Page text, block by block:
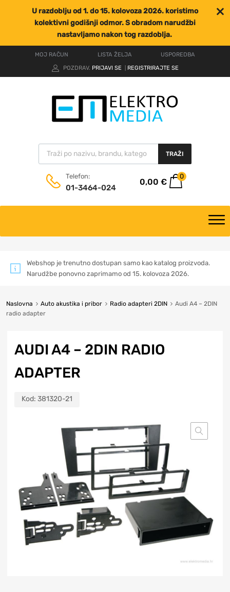
U razdoblju od 1. do 15. kolovoza 2026. koristimo
kolektivni godišnji odmor. S obradom narudžbi
nastavljamo nakon tog razdoblja.
MOJ RAČUN LISTA ŽELJA
USPOREDBA
POZDRAV. PRIJAVI SE REGISTRIRAJTE SE
TRAŽI
Telefon:
01-3464-024
0,00 €
0
Webshop je trenutno dostupan samo kao katalog proizvoda.
Narudžbe ponovno zaprimamo od 15. kolovoza 2026.
Naslovna Auto akustika i pribor Radio adapteri 2DIN
Audi A4 – 2DIN
radio adapter
AUDI A4 – 2DIN RADIO
ADAPTER
Kod: 381320-21